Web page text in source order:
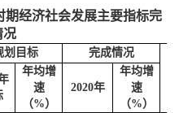
期经济社会发展主要指标完
况
划目标 完成情况
年均增
速
（%）
2020年
年均增
速
（%）